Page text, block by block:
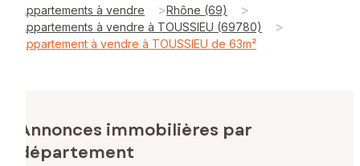
Appartements à vendre >Rhône (69) >
Appartements à vendre à TOUSSIEU (69780) >
Appartement à vendre à TOUSSIEU de 63m²
Annonces immobilières par
département